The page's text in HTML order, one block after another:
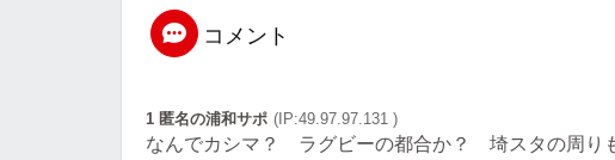
コメント
1 匿名の浦和サポ (IP:49.97.97.131 )
なんでカシマ？ ラグビーの都合か？ 埼スタの周り